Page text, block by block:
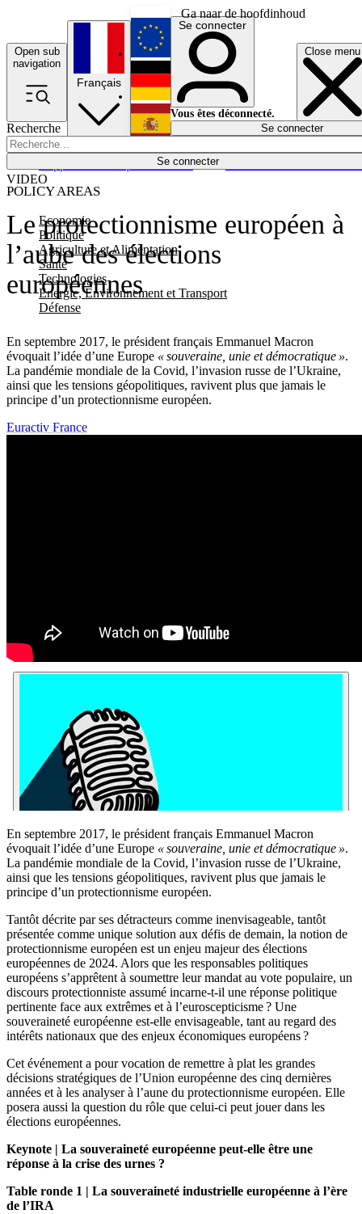
Ga naar de hoofdinhoud
Open sub
navigation
Close menu
Recherche
Se connecter
POLICY AREAS
Economie
Politique
Agriculture et Alimentation
Santé
Technologies
Energie, Environnement et Transport
Défense
Économie
Français
English
Deutsch
Español
Se connecter
Vous êtes déconnecté.
Se connecter
Le protectionnisme européen à
l’aube des élections
européennes
En septembre 2017, le président français Emmanuel Macron
évoquait l’idée d’une Europe « souveraine, unie et démocratique ».
La pandémie mondiale de la Covid, l’invasion russe de l’Ukraine,
ainsi que les tensions géopolitiques, ravivent plus que jamais le
principe d’un protectionnisme européen.
VIDEO
Euractiv France
En septembre 2017, le président français Emmanuel Macron
évoquait l’idée d’une Europe « souveraine, unie et démocratique ».
La pandémie mondiale de la Covid, l’invasion russe de l’Ukraine,
ainsi que les tensions géopolitiques, ravivent plus que jamais le
principe d’un protectionnisme européen.
Tantôt décrite par ses détracteurs comme inenvisageable, tantôt
présentée comme unique solution aux défis de demain, la notion de
protectionnisme européen est un enjeu majeur des élections
européennes de 2024. Alors que les responsables politiques
européens s’apprêtent à soumettre leur mandat au vote populaire, un
discours protectionniste assumé incarne-t-il une réponse politique
pertinente face aux extrêmes et à l’euroscepticisme ? Une
souveraineté européenne est-elle envisageable, tant au regard des
intérêts nationaux que des enjeux économiques européens ?
Cet événement a pour vocation de remettre à plat les grandes
décisions stratégiques de l’Union européenne des cinq dernières
années et à les analyser à l’aune du protectionnisme européen. Elle
posera aussi la question du rôle que celui-ci peut jouer dans les
élections européennes.
Keynote | La souveraineté européenne peut-elle être une
réponse à la crise des urnes ?
Table ronde 1 | La souveraineté industrielle européenne à l’ère
de l’IRA